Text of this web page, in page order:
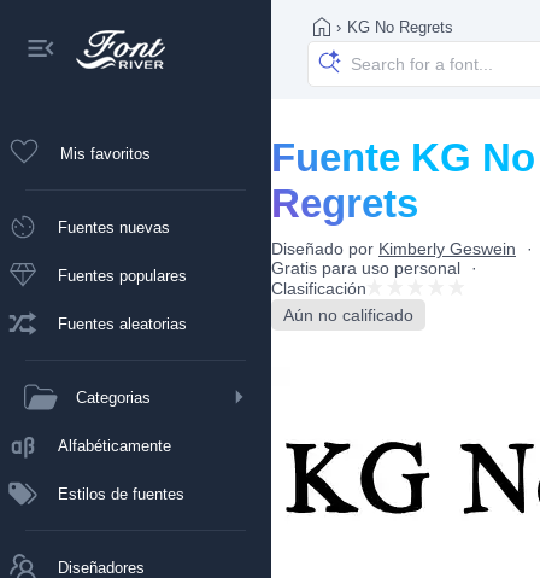
Mis favoritos
Fuentes nuevas
Fuentes populares
Fuentes aleatorias
Categorias
Alfabéticamente
Estilos de fuentes
Diseñadores
› KG No Regrets
Fuente KG No
Regrets
Diseñado por Kimberly Geswein
Gratis para uso personal
Clasificación
Aún no calificado